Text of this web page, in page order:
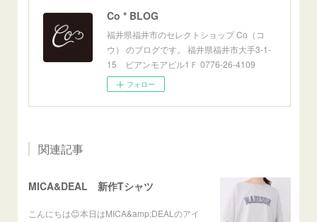
Co * BLOG
福井県福井市のセレクトショップ Co（コ
ウ） のブログです。 福井県福井市大手3-1-
15 ビアンモアビル1Ｆ 0776-26-4109
フォロー
関連記事
MICA&DEAL 新作Tシャツ
こんにちは😊本日はMICA&amp;DEALのアイ